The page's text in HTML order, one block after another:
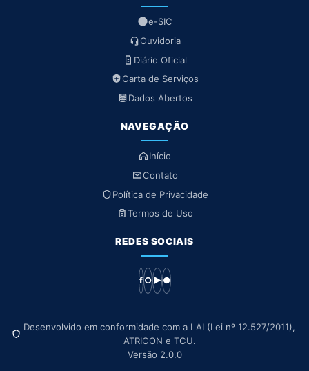
e-SIC
Ouvidoria
Diário Oficial
Carta de Serviços
Dados Abertos
NAVEGAÇÃO
Início
Contato
Política de Privacidade
Termos de Uso
REDES SOCIAIS
f ○▶ ●
Desenvolvido em conformidade com a LAI (Lei nº 12.527/2011),
ATRICON e TCU.
Versão 2.0.0